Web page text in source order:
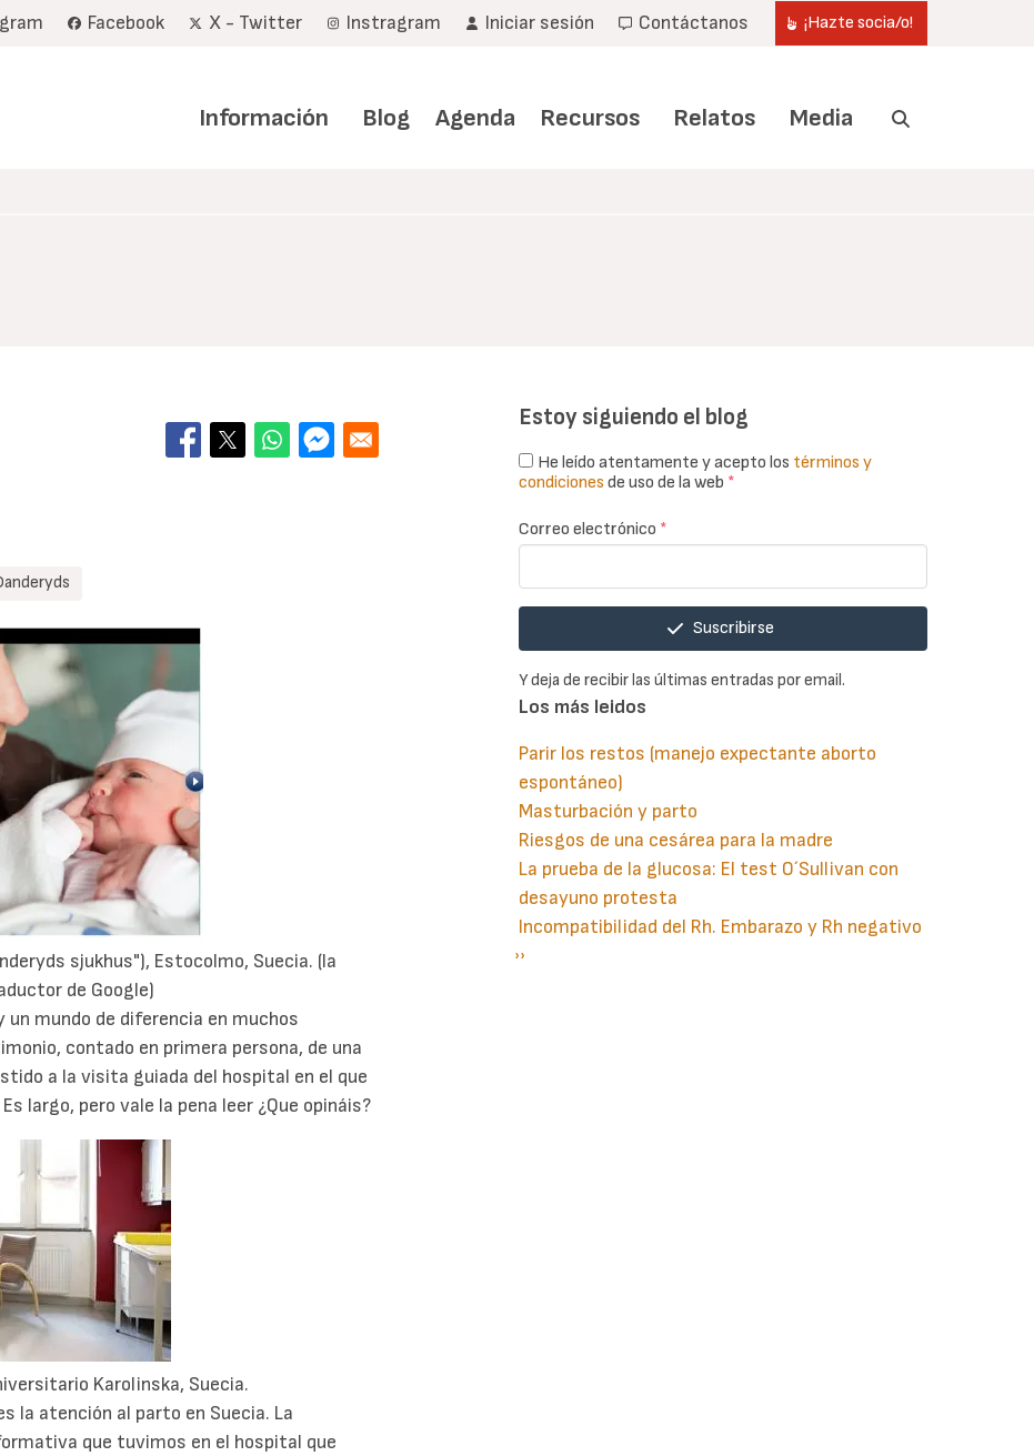
Facebook X - Twitter Instragram Iniciar sesión Contáctanos ¡Hazte socia/o!
Información Blog Agenda Recursos Relatos Media
sjukhus"), Estocolmo, Suecia. (la
de Google)
un mundo de diferencia en muchos
contado en primera persona, de una
a la visita guiada del hospital en el que
largo, pero vale la pena leer ¿Que opináis?
Karolinska, Suecia.
la atención al parto en Suecia. La
que tuvimos en el hospital que
Estoy siguiendo el blog
He leído atentamente y acepto los términos y
condiciones de uso de la web *
Correo electrónico *
Suscribirse
Y deja de recibir las últimas entradas por email.
Los más leidos
Parir los restos (manejo expectante aborto
espontáneo)
Masturbación y parto
Riesgos de una cesárea para la madre
La prueba de la glucosa: El test O´Sullivan con
desayuno protesta
Incompatibilidad del Rh. Embarazo y Rh negativo
Paginación
Siguiente
››